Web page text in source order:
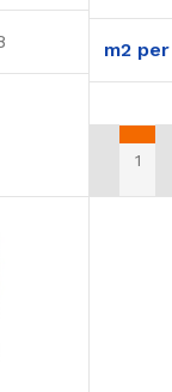
m2